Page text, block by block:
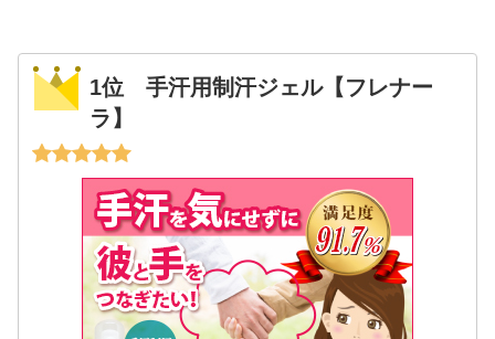
1位 手汗用制汗ジェル【フレナー
ラ】